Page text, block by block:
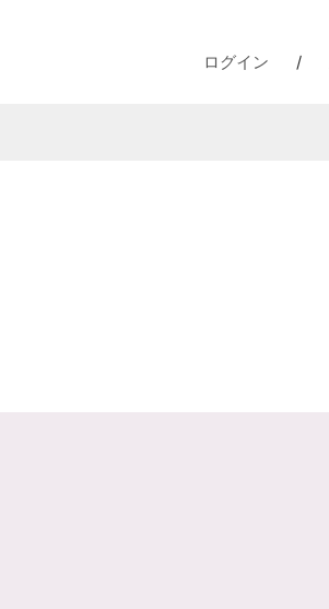
ログイン /